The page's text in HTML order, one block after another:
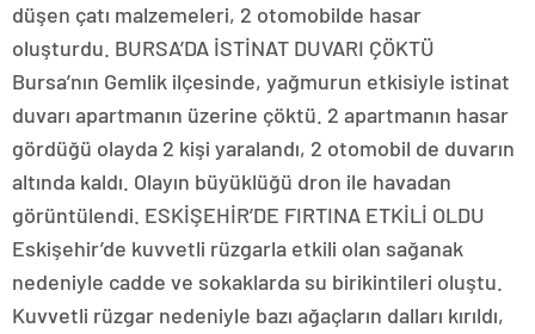
düşen çatı malzemeleri, 2 otomobilde hasar
oluşturdu. BURSA’DA İSTİNAT DUVARI ÇÖKTÜ
Bursa’nın Gemlik ilçesinde, yağmurun etkisiyle istinat
duvarı apartmanın üzerine çöktü. 2 apartmanın hasar
gördüğü olayda 2 kişi yaralandı, 2 otomobil de duvarın
altında kaldı. Olayın büyüklüğü dron ile havadan
görüntülendi. ESKİŞEHİR’DE FIRTINA ETKİLİ OLDU
Eskişehir’de kuvvetli rüzgarla etkili olan sağanak
nedeniyle cadde ve sokaklarda su birikintileri oluştu.
Kuvvetli rüzgar nedeniyle bazı ağaçların dalları kırıldı,